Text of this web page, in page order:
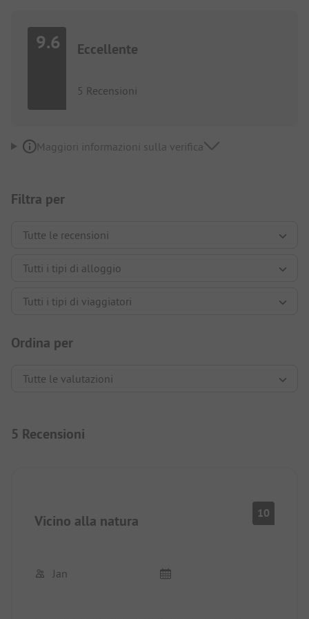
9.6 Eccellente
5 Recensioni
Maggiori informazioni sulla verifica
Filtra per
Ordina per
5 Recensioni
Vicino alla natura 10
Jan